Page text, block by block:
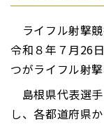
ライフル射撃競
令和８年７月26
つがライフル射
島根県代表選
し、各都道府県